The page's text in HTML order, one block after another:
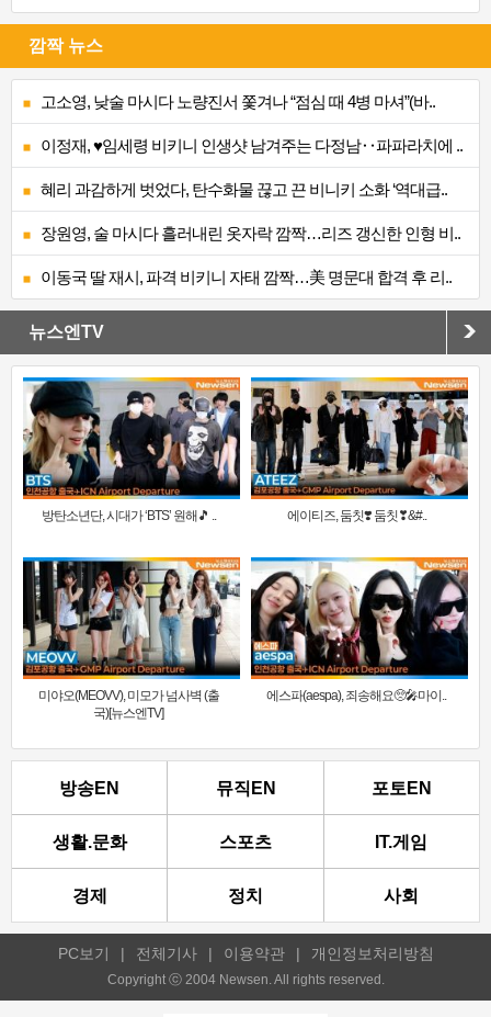
깜짝 뉴스
고소영, 낮술 마시다 노량진서 쫓겨나 “점심 때 4병 마셔”(바..
이정재, ♥임세령 비키니 인생샷 남겨주는 다정남‥파파라치에 ..
혜리 과감하게 벗었다, 탄수화물 끊고 끈 비니키 소화 ‘역대급..
장원영, 술 마시다 흘러내린 옷자락 깜짝…리즈 갱신한 인형 비..
이동국 딸 재시, 파격 비키니 자태 깜짝…美 명문대 합격 후 리..
뉴스엔TV
방탄소년단, 시대가 ‘BTS’ 원해🎵 .. 에이티즈, 둠칫❣️ 둠칫❣&#..
미야오(MEOVV), 미모가 넘사벽 (출
국)[뉴스엔TV]
에스파(aespa), 죄송해요🥺🎤마이..
방송EN 뮤직EN 포토EN
생활.문화 스포츠 IT.게임
경제 정치 사회
PC보기 | 전체기사 | 이용약관 | 개인정보처리방침
Copyright ⓒ 2004 Newsen. All rights reserved.